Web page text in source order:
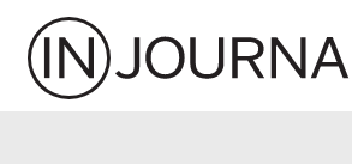
sadržaj